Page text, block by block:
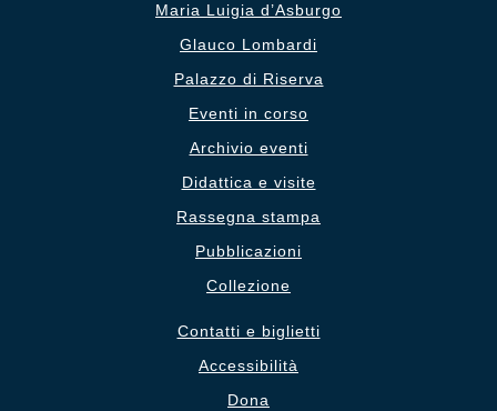
Maria Luigia d’Asburgo
Glauco Lombardi
Palazzo di Riserva
Eventi in corso
Archivio eventi
Didattica e visite
Rassegna stampa
Pubblicazioni
Collezione
Contatti e biglietti
Accessibilità
Dona